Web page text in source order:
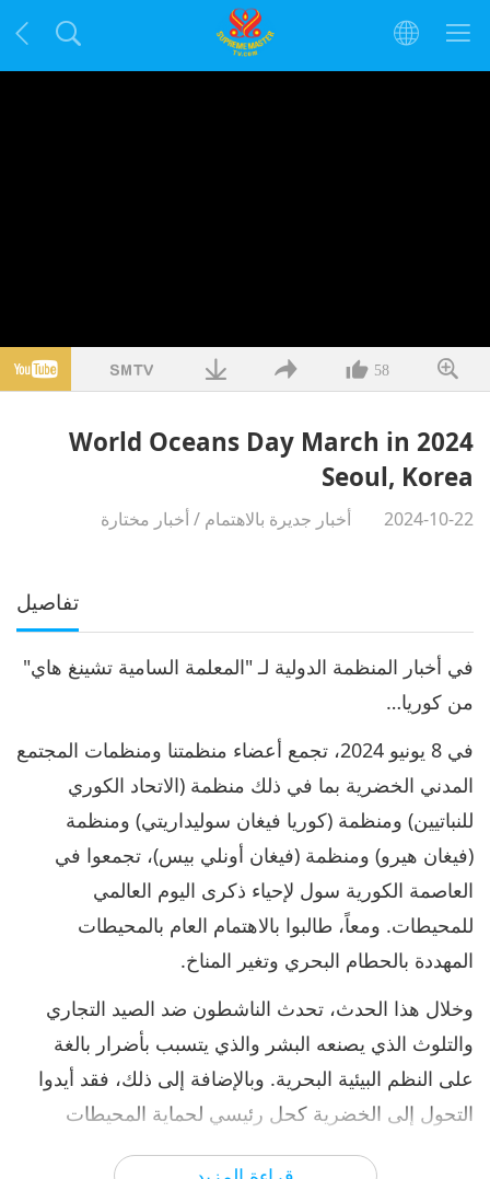
58
2024 World Oceans Day March in
Seoul, Korea
2024-10-22 أخبار جديرة بالاهتمام /أخبار مختارة
تفاصيل
في أخبار المنظمة الدولية لـ "المعلمة السامية تشينغ هاي"
من كوريا…
في 8 يونيو 2024، تجمع أعضاء منظمتنا ومنظمات المجتمع
المدني الخضرية بما في ذلك منظمة (الاتحاد الكوري
للنباتيين) ومنظمة (كوريا فيغان سوليداريتي) ومنظمة
(فيغان هيرو) ومنظمة (فيغان أونلي بيس)، تجمعوا في
العاصمة الكورية سول لإحياء ذكرى اليوم العالمي
للمحيطات. ومعاً، طالبوا بالاهتمام العام بالمحيطات
المهددة بالحطام البحري وتغير المناخ.
وخلال هذا الحدث، تحدث الناشطون ضد الصيد التجاري
والتلوث الذي يصنعه البشر والذي يتسبب بأضرار بالغة
على النظم البيئية البحرية. وبالإضافة إلى ذلك، فقد أيدوا
التحول إلى الخضرية كحل رئيسي لحماية المحيطات
وسكانها. وحمل المشاركون لافتات ولوحات دعائية ملونة